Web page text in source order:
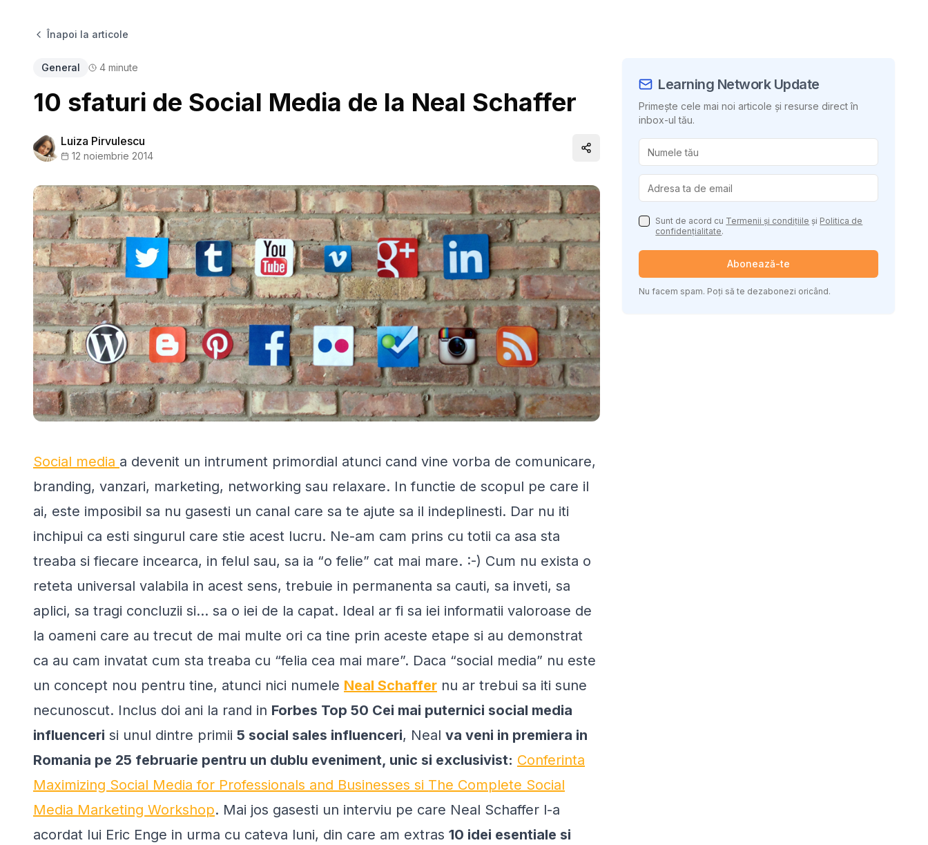
Înapoi la articole
General 4 minute
10 sfaturi de Social Media de la Neal Schaffer
Luiza Pirvulescu
12 noiembrie 2014 Distribuie conținutul
Social media a devenit un intrument primordial atunci cand vine vorba de comunicare,
branding, vanzari, marketing, networking sau relaxare. In functie de scopul pe care il
ai, este imposibil sa nu gasesti un canal care sa te ajute sa il indeplinesti. Dar nu iti
inchipui ca esti singurul care stie acest lucru. Ne-am cam prins cu totii ca asa sta
treaba si fiecare incearca, in felul sau, sa ia “o felie” cat mai mare. :-) Cum nu exista o
reteta universal valabila in acest sens, trebuie in permanenta sa cauti, sa inveti, sa
aplici, sa tragi concluzii si... sa o iei de la capat. Ideal ar fi sa iei informatii valoroase de
la oameni care au trecut de mai multe ori ca tine prin aceste etape si au demonstrat
ca au cam invatat cum sta treaba cu “felia cea mai mare”. Daca “social media” nu este
un concept nou pentru tine, atunci nici numele Neal Schaffer nu ar trebui sa iti sune
necunoscut. Inclus doi ani la rand in Forbes Top 50 Cei mai puternici social media
influenceri si unul dintre primii 5 social sales influenceri, Neal va veni in premiera in
Romania pe 25 februarie pentru un dublu eveniment, unic si exclusivist: Conferinta
Maximizing Social Media for Professionals and Businesses si The Complete Social
Media Marketing Workshop. Mai jos gasesti un interviu pe care Neal Schaffer l-a
acordat lui Eric Enge in urma cu cateva luni, din care am extras 10 idei esentiale si
Learning Network Update
Primește cele mai noi articole și resurse direct în
inbox-ul tău.
Sunt de acord cu Termenii și condițiile și Politica de
confidențialitate.
Abonează-te
Nu facem spam. Poți să te dezabonezi oricând.